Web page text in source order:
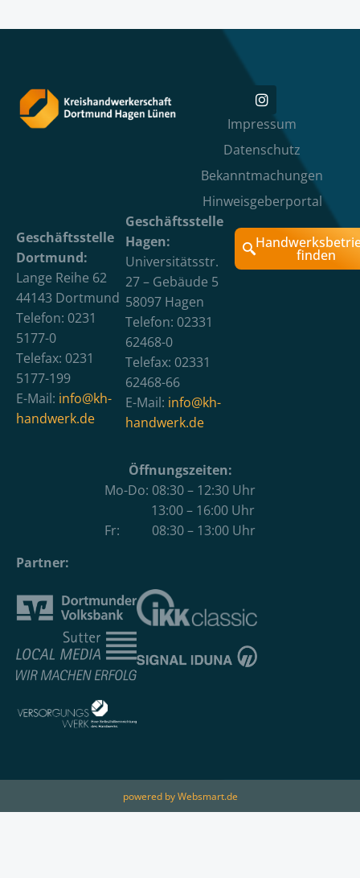
Impressum
Datenschutz
Bekanntmachungen
Hinweisgeberportal
Geschäftsstelle
Dortmund:
Lange Reihe 62
44143 Dortmund
Telefon: 0231
5177-0
Telefax: 0231
5177-199
E-Mail: info@kh-
handwerk.de
Geschäftsstelle
Hagen:
Universitätsstr.
27 – Gebäude 5
58097 Hagen
Telefon: 02331
62468-0
Telefax: 02331
62468-66
E-Mail: info@kh-
handwerk.de
finden
Öffnungszeiten:
Mo-Do: 08:30 – 12:30 Uhr
13:00 – 16:00 Uhr
Fr: 08:30 – 13:00 Uhr
Partner:
powered by Websmart.de